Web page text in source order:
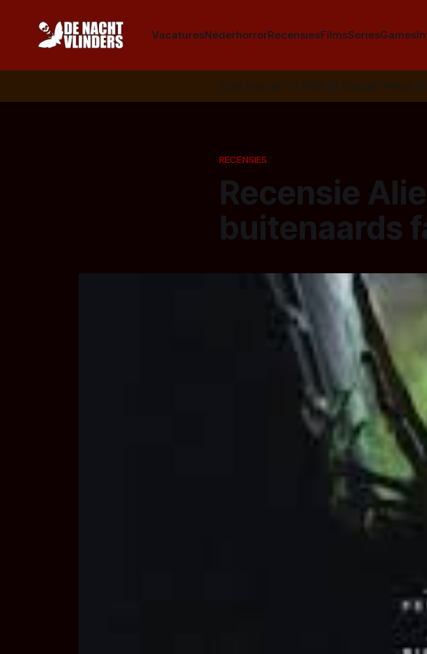
VacaturesNederhorrorRecensiesFilmsSeriesGames
Volg ons op: 📣 RSS 📰 Google News 🦋
RECENSIES
Recensie
buitenaards